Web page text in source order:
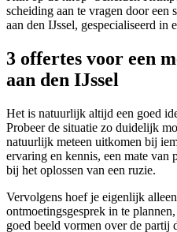
scheiding aan te vragen door
aan den IJssel, gespecialiseerd in
3 offertes voor een
aan den IJssel
Het is natuurlijk altijd een goed
Probeer de situatie zo duidelijk
natuurlijk meteen uitkomen bij
ervaring en kennis, een mate
bij het oplossen van een ruzie.
Vervolgens hoef je eigenlijk
ontmoetingsgesprek in te
goed beeld vormen over de partij